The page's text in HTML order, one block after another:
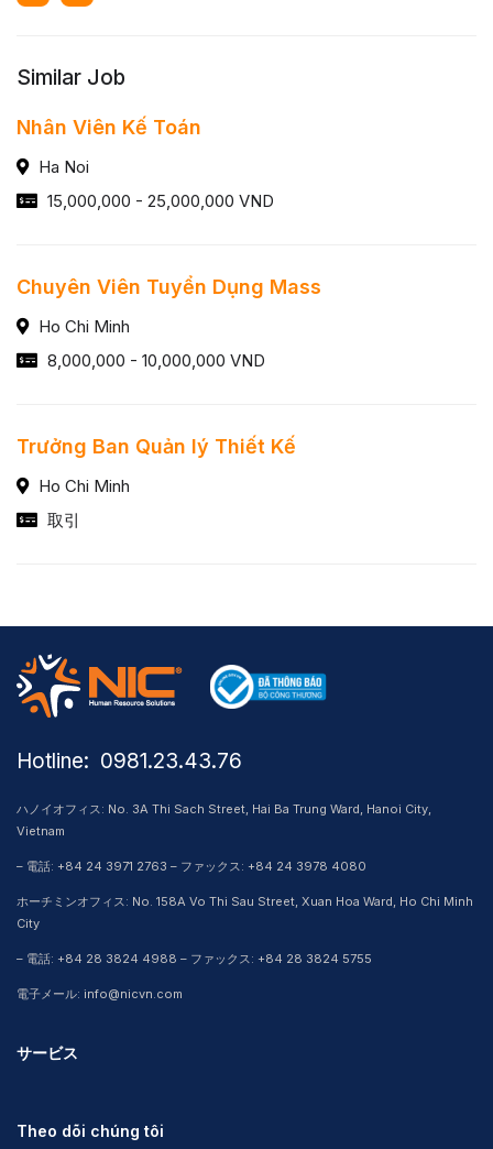
Similar Job
Nhân Viên Kế Toán
Ha Noi
15,000,000 - 25,000,000 VND
Chuyên Viên Tuyển Dụng Mass
Ho Chi Minh
8,000,000 - 10,000,000 VND
Trưởng Ban Quản lý Thiết Kế
Ho Chi Minh
取引
Hotline: ​ 0981.23.43.76
ハノイオフィス: No. 3A Thi Sach Street, Hai Ba Trung Ward, Hanoi City,
Vietnam
– 電話: +84 24 3971 2763 – ファックス: +84 24 3978 4080
ホーチミンオフィス: No. 158A Vo Thi Sau Street, Xuan Hoa Ward, Ho Chi Minh
City
– 電話: +84 28 3824 4988 – ファックス: +84 28 3824 5755
電子メール: info@nicvn.com
サービス
Theo dõi chúng tôi